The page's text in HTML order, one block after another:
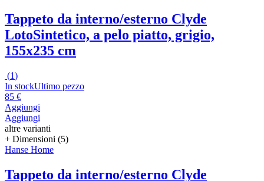
Tappeto da interno/esterno Clyde
LotoSintetico, a pelo piatto, grigio,
155x235 cm
(1)
In stockUltimo pezzo
85 €
Aggiungi
Aggiungi
altre varianti
+ Dimensioni (5)
Hanse Home
Tappeto da interno/esterno Clyde